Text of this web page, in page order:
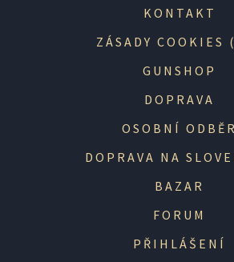
KONTAKT
ZÁSADY COOKIES
GUNSHOP
DOPRAVA
OSOBNÍ ODBĚR
DOPRAVA NA
BAZAR
FORUM
PŘIHLÁŠENÍ